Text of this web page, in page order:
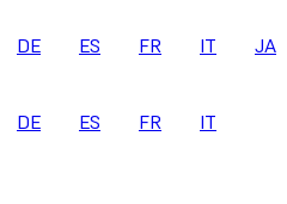
DE ES FR IT JA
DE ES FR IT